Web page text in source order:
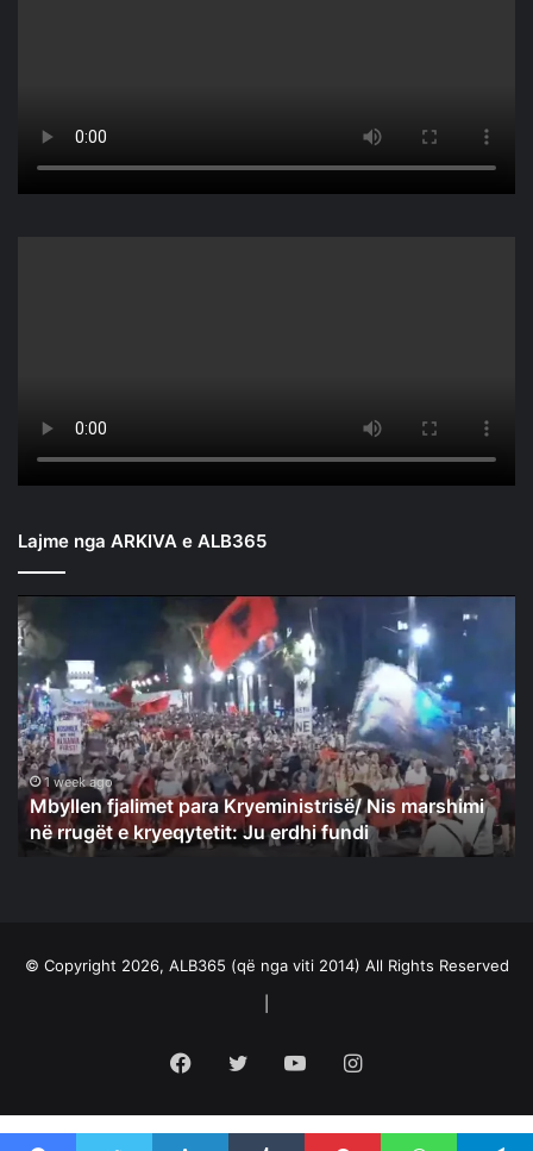
Lajme nga ARKIVA e ALB365
Mbyllen
fjalimet
para
Kryeministrisë/
Nis
marshimi
në
rrugët
kryeqytetit:
1 week ago
Mbyllen fjalimet para Kryeministrisë/ Nis marshimi
në rrugët e kryeqytetit: Ju erdhi fundi
© Copyright 2026, ALB365 (që nga viti 2014) All Rights Reserved
Facebook
TwitterYouTubeInstagram